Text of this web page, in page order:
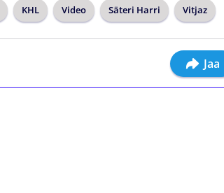
KHL Video Säteri Harri Vitjaz
Jaa